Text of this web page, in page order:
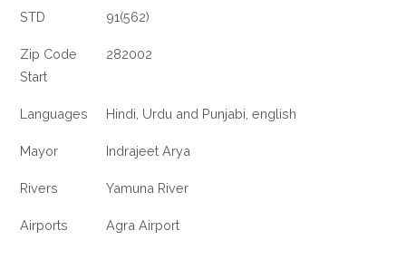
STD 91(562)
Zip Code
Start
282002
Languages Hindi, Urdu and Punjabi, english
Mayor Indrajeet Arya
Rivers Yamuna River
Airports Agra Airport